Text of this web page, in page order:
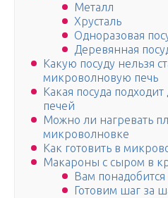
Металл
Хрусталь
Одноразовая
Деревянная
Какую посуду нельзя
микроволновую печь
Какая посуда
печей
Можно ли нагревать
микроволновке
Как готовить в
Макароны с сыром в
Вам понадобится
Готовим шаг за